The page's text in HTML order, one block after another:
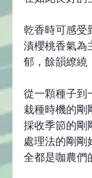
乾香時可感受
漬櫻桃香氣為
郁，餘韻繚繞
從一顆種子到
栽種時機的剛
採收季節的剛
處理法的剛剛
全都是咖農們